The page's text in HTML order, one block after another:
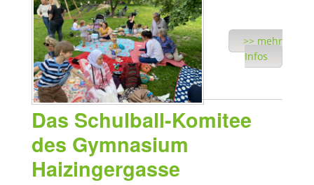
>> mehr
Infos
Das Schulball-Komitee
des Gymnasium
Haizingergasse